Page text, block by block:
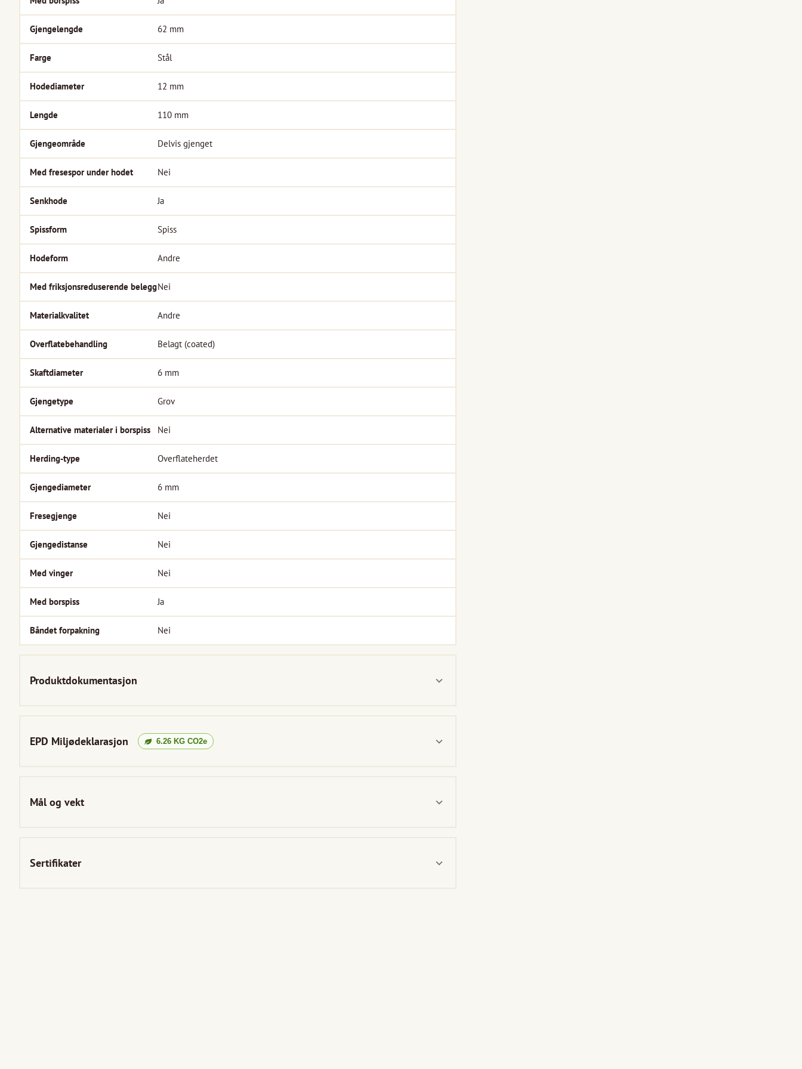
Gjengelengde 62 mm
Farge Stål
Hodediameter 12 mm
Lengde 110 mm
Gjengeområde Delvis gjenget
Med fresespor under hodet Nei
Senkhode Ja
Spissform Spiss
Hodeform Andre
Med friksjonsreduserende beleggNei
Materialkvalitet Andre
Overflatebehandling Belagt (coated)
Skaftdiameter 6 mm
Gjengetype Grov
Alternative materialer i borspiss Nei
Herding-type Overflateherdet
Gjengediameter 6 mm
Fresegjenge Nei
Gjengedistanse Nei
Med vinger Nei
Med borspiss Ja
Båndet forpakning Nei
Produktdokumentasjon
EPD Miljødeklarasjon 6.26 KG CO2e
Mål og vekt
Sertifikater